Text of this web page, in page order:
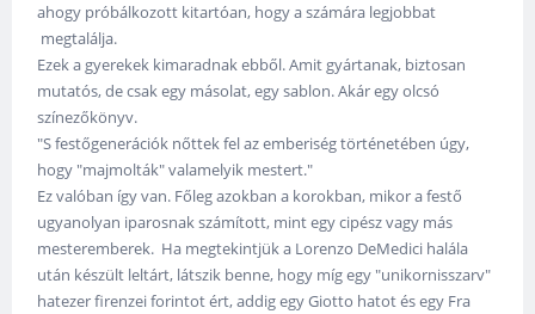
ahogy próbálkozott kitartóan, hogy a számára legjobbat
megtalálja.
Ezek a gyerekek kimaradnak ebből. Amit gyártanak, biztosan
mutatós, de csak egy másolat, egy sablon. Akár egy olcsó
színezőkönyv.
"S festőgenerációk nőttek fel az emberiség történetében úgy,
hogy "majmolták" valamelyik mestert."
Ez valóban így van. Főleg azokban a korokban, mikor a festő
ugyanolyan iparosnak számított, mint egy cipész vagy más
mesteremberek. Ha megtekintjük a Lorenzo DeMedici halála
után készült leltárt, látszik benne, hogy míg egy "unikornisszarv"
hatezer firenzei forintot ért, addig egy Giotto hatot és egy Fra